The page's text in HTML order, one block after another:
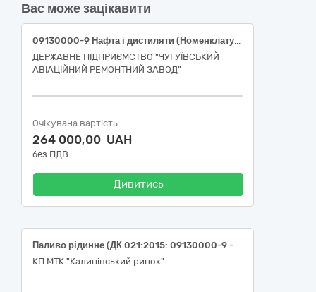
Вас може зацікавити
09130000-9 Нафта і дистиляти (Номенклатура 09131000-6 Авіаційний гас) (паливо Jet А-1)
ДЕРЖАВНЕ ПІДПРИЄМСТВО "ЧУГУЇВСЬКИЙ
АВІАЦІЙНИЙ РЕМОНТНИЙ ЗАВОД"
Очікувана вартість
264 000,00 UAH
без ПДВ
Дивитись
Паливо рідинне (ДК 021:2015: 09130000-9 - Нафта і дистиляти)
КП МТК "Калинівський ринок"